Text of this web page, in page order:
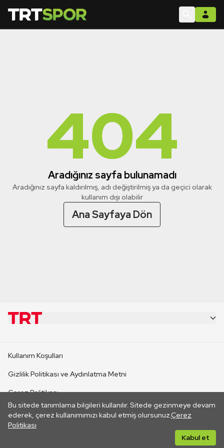
404
Aradığınız sayfa bulunamadı
Aradığınız sayfa kaldırılmış, adı değiştirilmiş ya da geçici olarak
kullanım dışı olabilir
Ana Sayfaya Dön
Bu sitede tanımlama bilgileri kullanılır. Sitede gezinmeye devam
ederek, çerez kullanımımızı kabul etmiş olursunuz.Çerez
Politikası
Kabul et
CANLI YAYINLAR
Kullanım Koşulları
Gizlilik Politikası ve Aydınlatma Metni
Çerez Politikası
İletişim
Her hakkı saklıdır. ©2026 TRT. Bağlantı yoluyla gidilen dış